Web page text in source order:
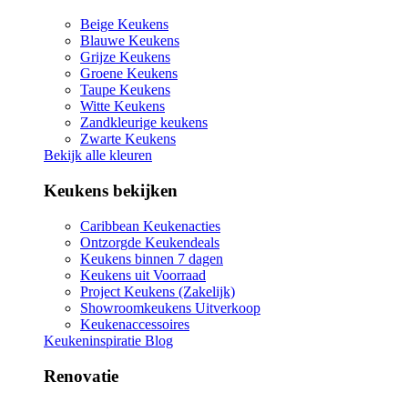
Beige Keukens
Blauwe Keukens
Grijze Keukens
Groene Keukens
Taupe Keukens
Witte Keukens
Zandkleurige keukens
Zwarte Keukens
Bekijk alle kleuren
Keukens bekijken
Caribbean Keukenacties
Ontzorgde Keukendeals
Keukens binnen 7 dagen
Keukens uit Voorraad
Project Keukens (Zakelijk)
Showroomkeukens Uitverkoop
Keukenaccessoires
Keukeninspiratie Blog
Renovatie